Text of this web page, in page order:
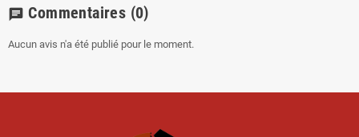
chat Commentaires (0)
Aucun avis n'a été publié pour le moment.